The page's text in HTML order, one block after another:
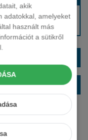
akik
adatokkal, amelyeket
használt más
a sütikről
0088